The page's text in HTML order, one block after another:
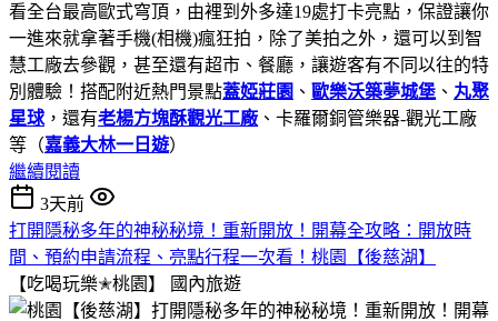
看全台最高歐式穹頂，由裡到外多達19處打卡亮點，保證讓你
一進來就拿著手機(相機)瘋狂拍，除了美拍之外，還可以到智
慧工廠去參觀，甚至還有超市、餐廳，讓遊客有不同以往的特
別體驗！搭配附近熱門景點蓋婭莊園 、 歐樂沃築夢城堡 、 丸聚
星球 ，還有老楊方塊酥觀光工廠 、卡羅爾銅管樂器-觀光工廠
等（嘉義大林一日遊）
繼續閱讀
3天前
打開隱秘多年的神秘秘境！重新開放！開幕全攻略：開放時
間、預約申請流程、亮點行程一次看！桃園【後慈湖】
【吃喝玩樂✭桃園】
國內旅遊